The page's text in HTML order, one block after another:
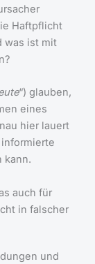
Haftpflicht
was ist mit
“) glauben,
eines
hier lauert
kann.
auch für
in falscher
und